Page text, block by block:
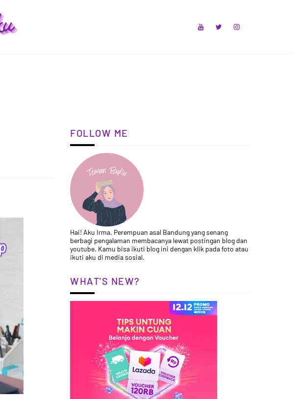
FOLLOW ME
Hai! Aku Irma. Perempuan asal Bandung yang senang
berbagi pengalaman membacanya lewat postingan blog dan
youtube. Kamu bisa ikuti blog ini dengan klik pada foto atau
ikuti aku di media sosial.
WHAT'S NEW?